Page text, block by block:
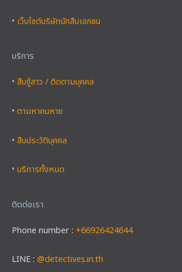
• เว็บไซต์บริษัทนักสืบเอกชน
บริการ
• สืบชู้สาว / ติดตามบุคคล
• ตามหาคนหาย
• สืบประวัติบุคคล
• บริการทั้งหมด
ติดต่อเรา
Phone number : +66926424644
LINE : @detectives.in.th